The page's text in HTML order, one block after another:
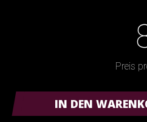
Preis
IN DEN